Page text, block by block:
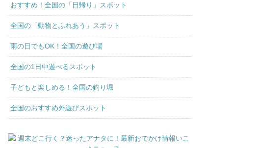
おすすめ！全国の「日帰り」スポット
全国の「動物とふれあう」スポット
雨の日でもOK！全国の遊び場
全国の1日中遊べるスポット
子どもと楽しめる！全国の釣り堀
全国のおすすめ外遊びスポット